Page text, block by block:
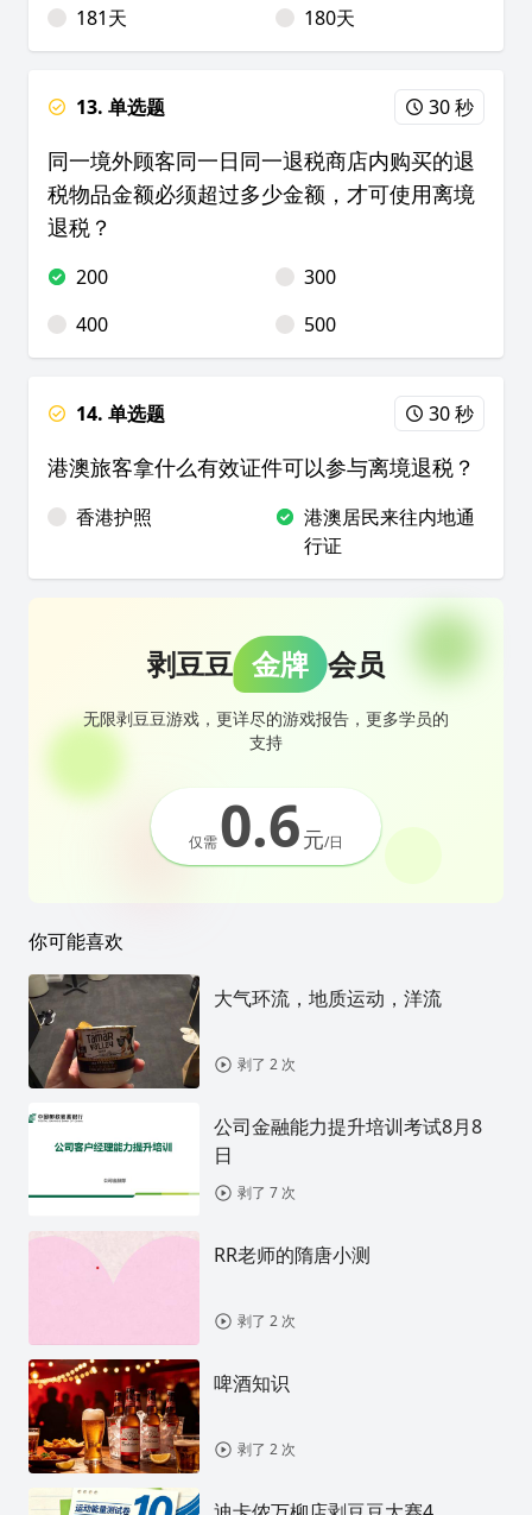
181天
180天
13. 单选题 30 秒
同一境外顾客同一日同一退税商店内购买的退
税物品金额必须超过多少金额，才可使用离境
退税？
200
300
400
500
14. 单选题 30 秒
港澳旅客拿什么有效证件可以参与离境退税？
香港护照
港澳居民来往内地通
行证
剥豆豆 金牌 会员
无限剥豆豆游戏，更详尽的游戏报告，更多学员的
支持
仅需0.6元/日
你可能喜欢
大气环流，地质运动，洋流
剥了 2 次
公司金融能力提升培训考试8月8
日
剥了 7 次
RR老师的隋唐小测
剥了 2 次
啤酒知识
剥了 2 次